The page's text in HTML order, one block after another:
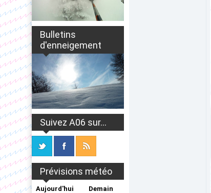
Bulletins
d'enneigement
Suivez A06 sur...
Prévisions météo
Aujourd'hui Demain